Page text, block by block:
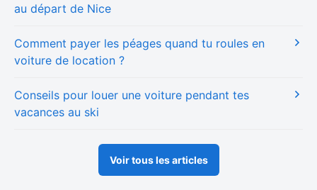
au départ de Nice
Comment payer les péages quand tu roules en
voiture de location ?
Conseils pour louer une voiture pendant tes
vacances au ski
Voir tous les articles